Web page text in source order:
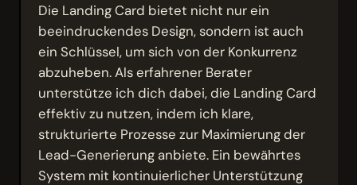
Die Landing Card bietet nicht nur ein
beeindruckendes Design, sondern ist auch
ein Schlüssel, um sich von der Konkurrenz
abzuheben. Als erfahrener Berater
unterstütze ich dich dabei, die Landing Card
effektiv zu nutzen, indem ich klare,
strukturierte Prozesse zur Maximierung der
Lead-Generierung anbiete. Ein bewährtes
System mit kontinuierlicher Unterstützung